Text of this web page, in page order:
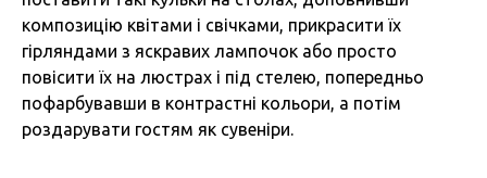
композицію квітами і свічками, прикрасити їх
гірляндами з яскравих лампочок або просто
повісити їх на люстрах і під стелею, попередньо
пофарбувавши в контрастні кольори, а потім
роздарувати гостям як сувеніри.